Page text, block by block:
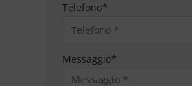
Telefono*
Messaggio*